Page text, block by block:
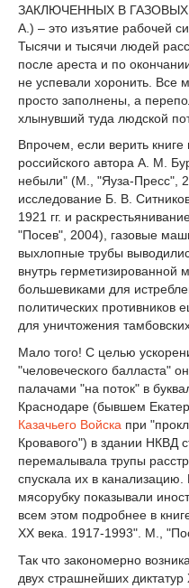
ЗАКЛЮЧЕННЫХ В ГАЗОВЫХ
А.) – это изъятие рабочей
Тысячи и тысячи людей
после ареста и по
не успевали хоронить. Все
просто заполнены, а
хлынувший туда людской
Впрочем, если верить
российского автора А. М.
небыли" (М., "Яуза-Пресс",
исследование Б. В.
1921 гг. и
"Посев", 2004), газовые
выхлопные трубы
внутрь герметизированной
большевиками для
политических противников
для уничтожения
Мало того! С целью
"человеческого балласта"
палачами "на поток" в
Краснодаре (бывшем
Казачьего Войска при
Кровавого") в здании НКВД
перемалывала трупы
спускала их в
мясорубку показывали
всем этом подробнее в
ХХ века. 1917-1993". М.,
Так что закономерно
двух страшнейших диктатур